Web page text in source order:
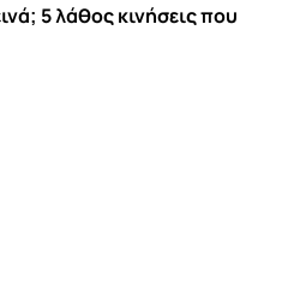
5 λάθος κινήσεις που